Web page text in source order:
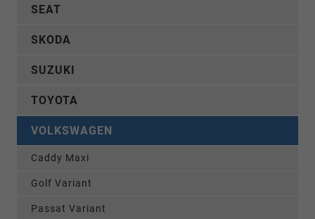
SEAT
SKODA
SUZUKI
TOYOTA
VOLKSWAGEN
Caddy Maxi
Golf Variant
Passat Variant